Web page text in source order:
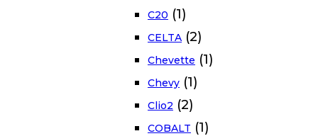
C20 (1)
CELTA (2)
Chevette (1)
Chevy (1)
Clio2 (2)
COBALT (1)